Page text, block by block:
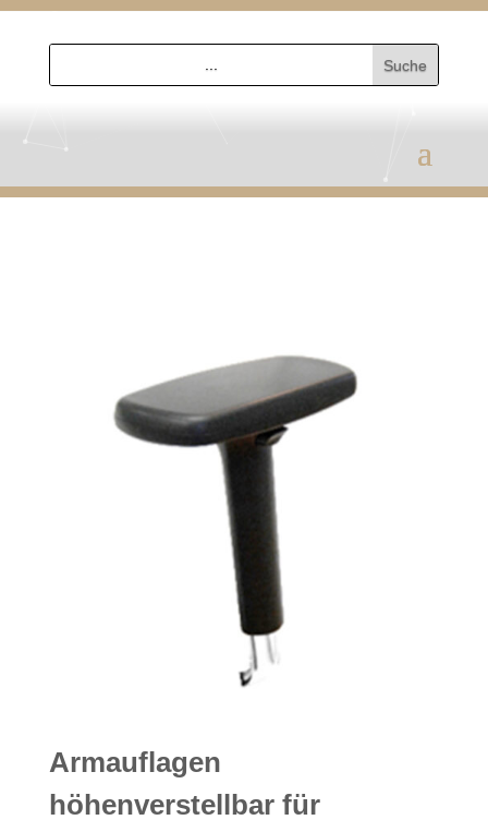
Armauflagen
höhenverstellbar für